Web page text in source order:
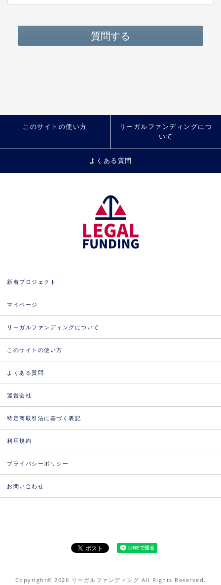
質問する
このサイトの使い方
リーガルファンディングにつ
いて
よくある質問
新着プロジェクト
マイページ
リーガルファンディングについて
このサイトの使い方
よくある質問
運営会社
特定商取引法に基づく表記
利用規約
プライバシーポリシー
お問い合わせ
Copyright© 2026 リーガルファンディング All Rights Reserved.